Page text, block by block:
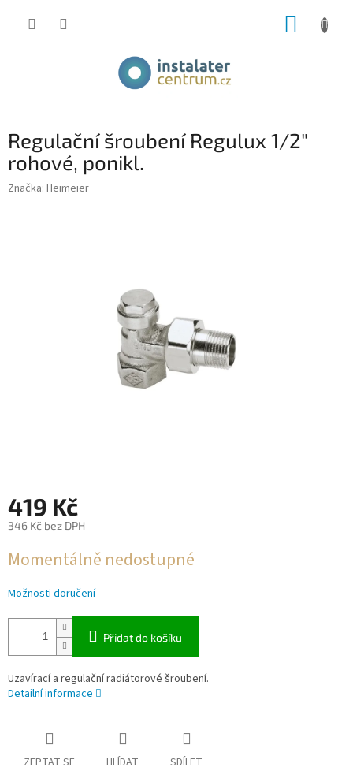
Regulační šroubení Regulux 1/2"
rohové, ponikl.
Značka: Heimeier
419 Kč
346 Kč bez DPH
cena:
Momentálně nedostupné
Možnosti doručení
Přidat do košíku
Uzavírací a regulační radiátorové šroubení.
Detailní informace
ZEPTAT SE HLÍDAT SDÍLET